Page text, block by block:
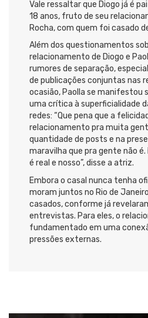
Vale ressaltar que Diogo já é
18 anos, fruto de seu
Rocha, com quem foi casado
Além dos questionamentos
relacionamento de Diogo e
rumores de separação,
de publicações conjuntas nas
ocasião, Paolla se manifestou
uma crítica à superficialidade
redes: “Que pena que a
relacionamento pra muita
quantidade de posts e na
maravilha que pra gente não
é real e nosso”, disse a atriz.
Embora o casal nunca tenha
moram juntos no Rio de
casados, conforme já
entrevistas. Para eles, o
fundamentado em uma
pressões externas.